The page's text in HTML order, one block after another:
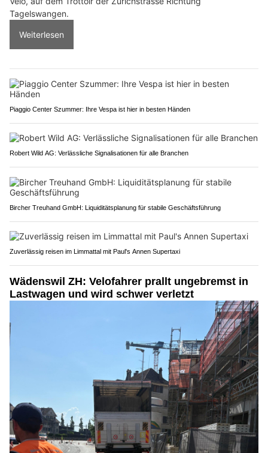
Tagelswangen.
Weiterlesen
Piaggio Center Szummer: Ihre Vespa ist hier in besten Händen
Robert Wild AG: Verlässliche Signalisationen für alle Branchen
Bircher Treuhand GmbH: Liquiditätsplanung für stabile Geschäftsführung
Zuverlässig reisen im Limmattal mit Paul's Annen Supertaxi
Wädenswil ZH: Velofahrer prallt ungebremst in
Lastwagen und wird schwer verletzt